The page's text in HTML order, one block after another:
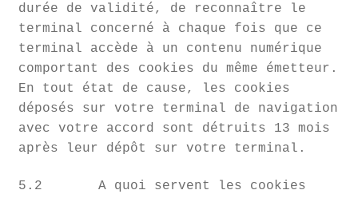
durée de validité, de reconnaître le
terminal concerné à chaque fois que ce
terminal accède à un contenu numérique
comportant des cookies du même émetteur.
En tout état de cause, les cookies
déposés sur votre terminal de navigation
avec votre accord sont détruits 13 mois
après leur dépôt sur votre terminal.
5.2 A quoi servent les cookies